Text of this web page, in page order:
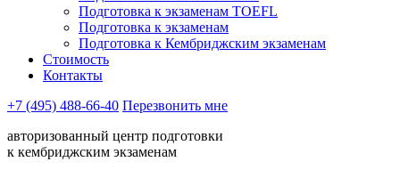
Подготовка к экзаменам TOEFL
Подготовка к экзаменам
Подготовка к Кембриджским экзаменам
Стоимость
Контакты
+7 (495) 488-66-40 Перезвонить мне
авторизованный центр подготовки
к кембриджским экзаменам